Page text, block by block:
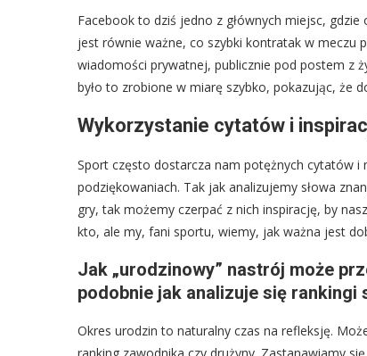
Facebook to dziś jedno z głównych miejsc,
jest równie ważne, co szybki kontratak w meczu
wiadomości prywatnej, publicznie pod postem z
było to zrobione w miarę szybko, pokazując, że
Wykorzystanie cytatów i
Sport często dostarcza nam potężnych cytatów
podziękowaniach. Tak jak analizujemy słowa
gry, tak możemy czerpać z nich inspirację, by
kto, ale my, fani sportu, wiemy, jak ważna jest
Jak „urodzinowy” nastrój może
podobnie jak analizuje się rankingi
Okres urodzin to naturalny czas na refleksję.